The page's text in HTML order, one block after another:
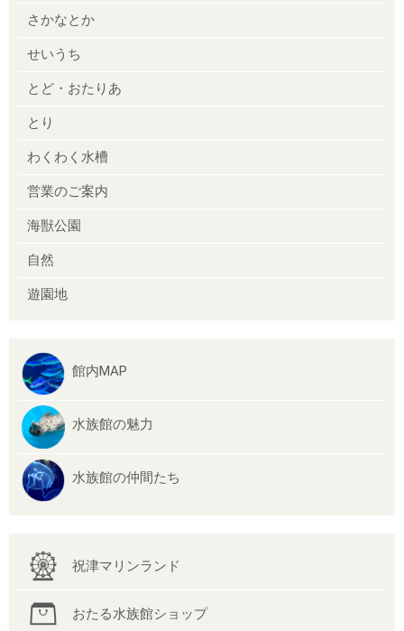
さかなとか
せいうち
とど・おたりあ
とり
わくわく水槽
営業のご案内
海獣公園
自然
遊園地
館内MAP
水族館の魅力
水族館の仲間たち
祝津マリンランド
おたる水族館ショップ